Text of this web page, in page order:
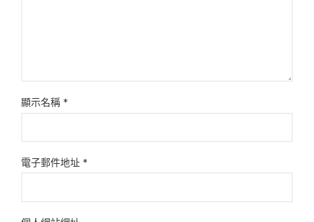
顯示名稱 *
電子郵件地址 *